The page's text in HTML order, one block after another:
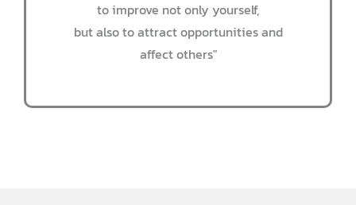
to improve not only yourself,
but also to attract opportunities and
affect others"